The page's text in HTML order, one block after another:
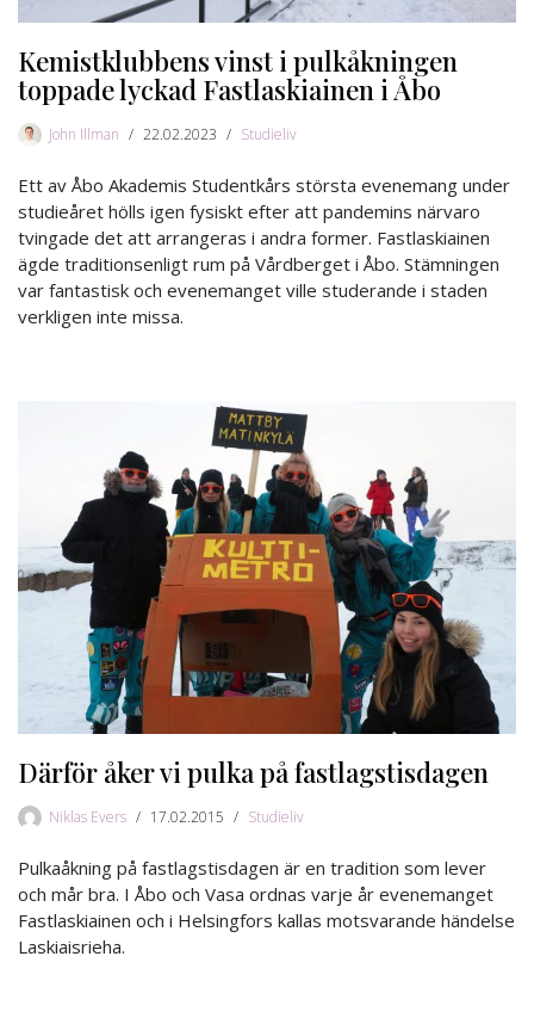
Kemistklubbens vinst i pulkåkningen
toppade lyckad Fastlaskiainen i Åbo
John Illman 22.02.2023 Studieliv
Ett av Åbo Akademis Studentkårs största evenemang under
studieåret hölls igen fysiskt efter att pandemins närvaro
tvingade det att arrangeras i andra former. Fastlaskiainen
ägde traditionsenligt rum på Vårdberget i Åbo. Stämningen
var fantastisk och evenemanget ville studerande i staden
verkligen inte missa.
Därför åker vi pulka på fastlagstisdagen
Niklas Evers 17.02.2015 Studieliv
Pulkaåkning på fastlagstisdagen är en tradition som lever
och mår bra. I Åbo och Vasa ordnas varje år evenemanget
Fastlaskiainen och i Helsingfors kallas motsvarande händelse
Laskiaisrieha.